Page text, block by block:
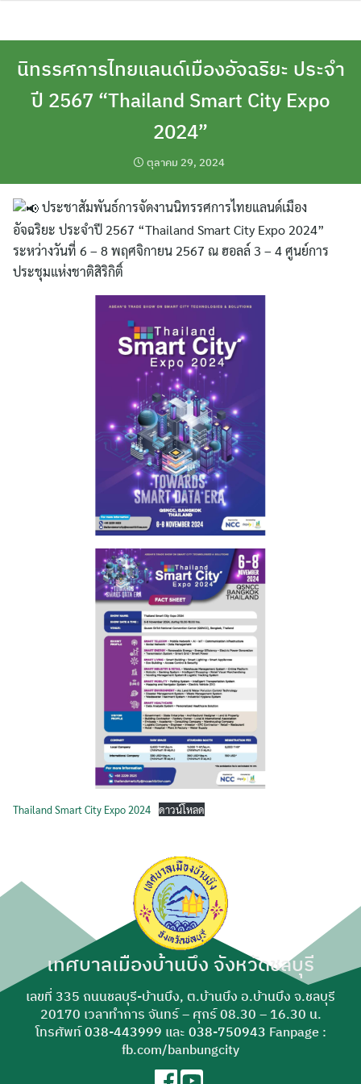
นิทรรศการไทยแลนด์เมืองอัจฉริยะ ประจำ
ปี 2567 “Thailand Smart City Expo
2024”
ตุลาคม 29, 2024
ประชาสัมพันธ์การจัดงานนิทรรศการไทยแลนด์เมือง
อัจฉริยะ ประจำปี 2567 “Thailand Smart City Expo 2024”
ระหว่างวันที่ 6 – 8 พฤศจิกายน 2567 ณ ฮอลล์ 3 – 4 ศูนย์การ
ประชุมแห่งชาติสิริกิติ์
Thailand Smart City Expo 2024 ดาวน์โหลด
เทศบาลเมืองบ้านบึง จังหวัดชลบุรี
เลขที่ 335 ถนนชลบุรี-บ้านบึง, ต.บ้านบึง อ.บ้านบึง จ.ชลบุรี
20170 เวลาทำการ จันทร์ – ศุกร์ 08.30 – 16.30 น.
โทรศัพท์038-443999 และ 038-750943 Fanpage :
fb.com/banbungcity